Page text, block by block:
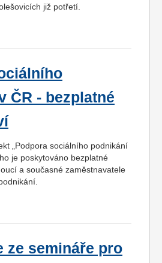
již potřetí.
ČR - bezplatné
„Podpora sociálního podnikání
je poskytováno bezplatné
a současné zaměstnavatele
ze semináře pro